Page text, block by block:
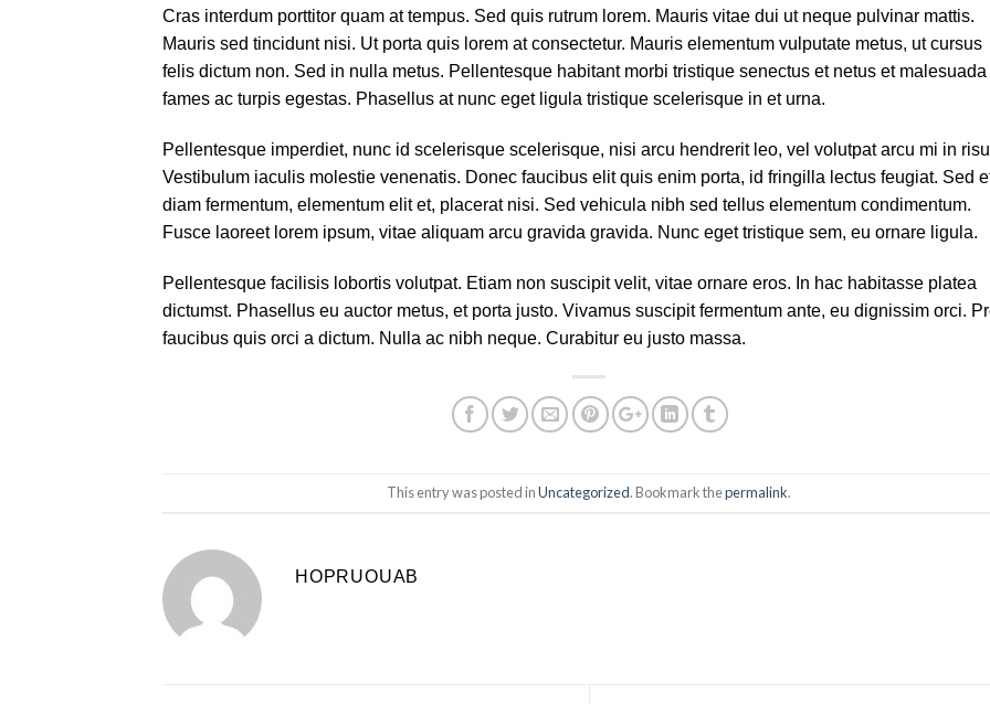
Cras interdum porttitor quam at tempus. Sed quis rutrum lorem. Mauris vitae dui ut neque pulvinar mattis.
Mauris sed tincidunt nisi. Ut porta quis lorem at consectetur. Mauris elementum vulputate metus, ut cursus
felis dictum non. Sed in nulla metus. Pellentesque habitant morbi tristique senectus et netus et malesuada
fames ac turpis egestas. Phasellus at nunc eget ligula tristique scelerisque in et urna.
Pellentesque imperdiet, nunc id scelerisque scelerisque, nisi arcu hendrerit leo, vel volutpat arcu mi in
Vestibulum iaculis molestie venenatis. Donec faucibus elit quis enim porta, id fringilla lectus feugiat. Sed
diam fermentum, elementum elit et, placerat nisi. Sed vehicula nibh sed tellus elementum condimentum.
Fusce laoreet lorem ipsum, vitae aliquam arcu gravida gravida. Nunc eget tristique sem, eu ornare ligula.
Pellentesque facilisis lobortis volutpat. Etiam non suscipit velit, vitae ornare eros. In hac habitasse platea
dictumst. Phasellus eu auctor metus, et porta justo. Vivamus suscipit fermentum ante, eu dignissim orci.
faucibus quis orci a dictum. Nulla ac nibh neque. Curabitur eu justo massa.
This entry was posted inUncategorized. Bookmark thepermalink.
HOPRUOUAB